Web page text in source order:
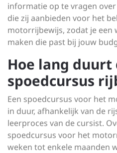
informatie op te vragen
die zij aanbieden voor het
motorrijbewijs, zodat je een
maken die past bij jouw
Hoe lang duurt
spoedcursus
Een spoedcursus voor het
in duur, afhankelijk van de
leerproces van de cursist.
spoedcursus voor het
weken tot enkele maanden